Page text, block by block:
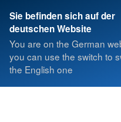
Sie befinden sich auf der
deutschen Website
You are on the German
you can use the switch to
the English one